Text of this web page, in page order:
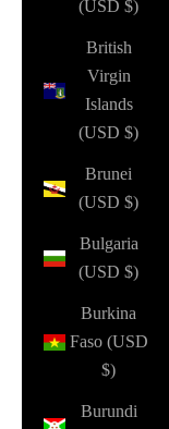
(USD $)
British
Virgin
Islands
(USD $)
Brunei
(USD $)
Bulgaria
(USD $)
Burkina
Faso (USD
$)
Burundi